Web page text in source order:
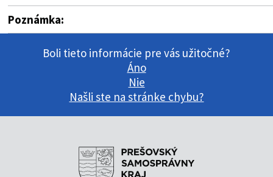
Poznámka:
Boli tieto informácie pre vás užitočné?
Áno
Nie
Našli ste na stránke chybu?